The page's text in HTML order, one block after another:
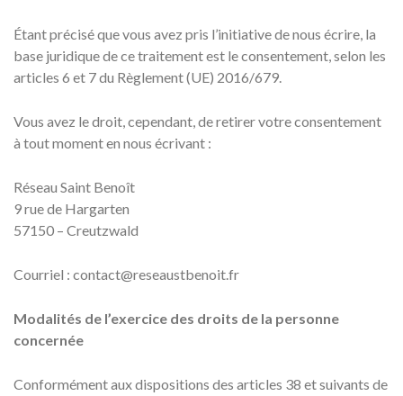
Étant précisé que vous avez pris l’initiative de nous écrire, la
base juridique de ce traitement est le consentement, selon les
articles 6 et 7 du Règlement (UE) 2016/679.
Vous avez le droit, cependant, de retirer votre consentement
à tout moment en nous écrivant :
Réseau Saint Benoît
9 rue de Hargarten
57150 – Creutzwald
Courriel : contact@reseaustbenoit.fr
Modalités de l’exercice des droits de la personne
concernée
Conformément aux dispositions des articles 38 et suivants de